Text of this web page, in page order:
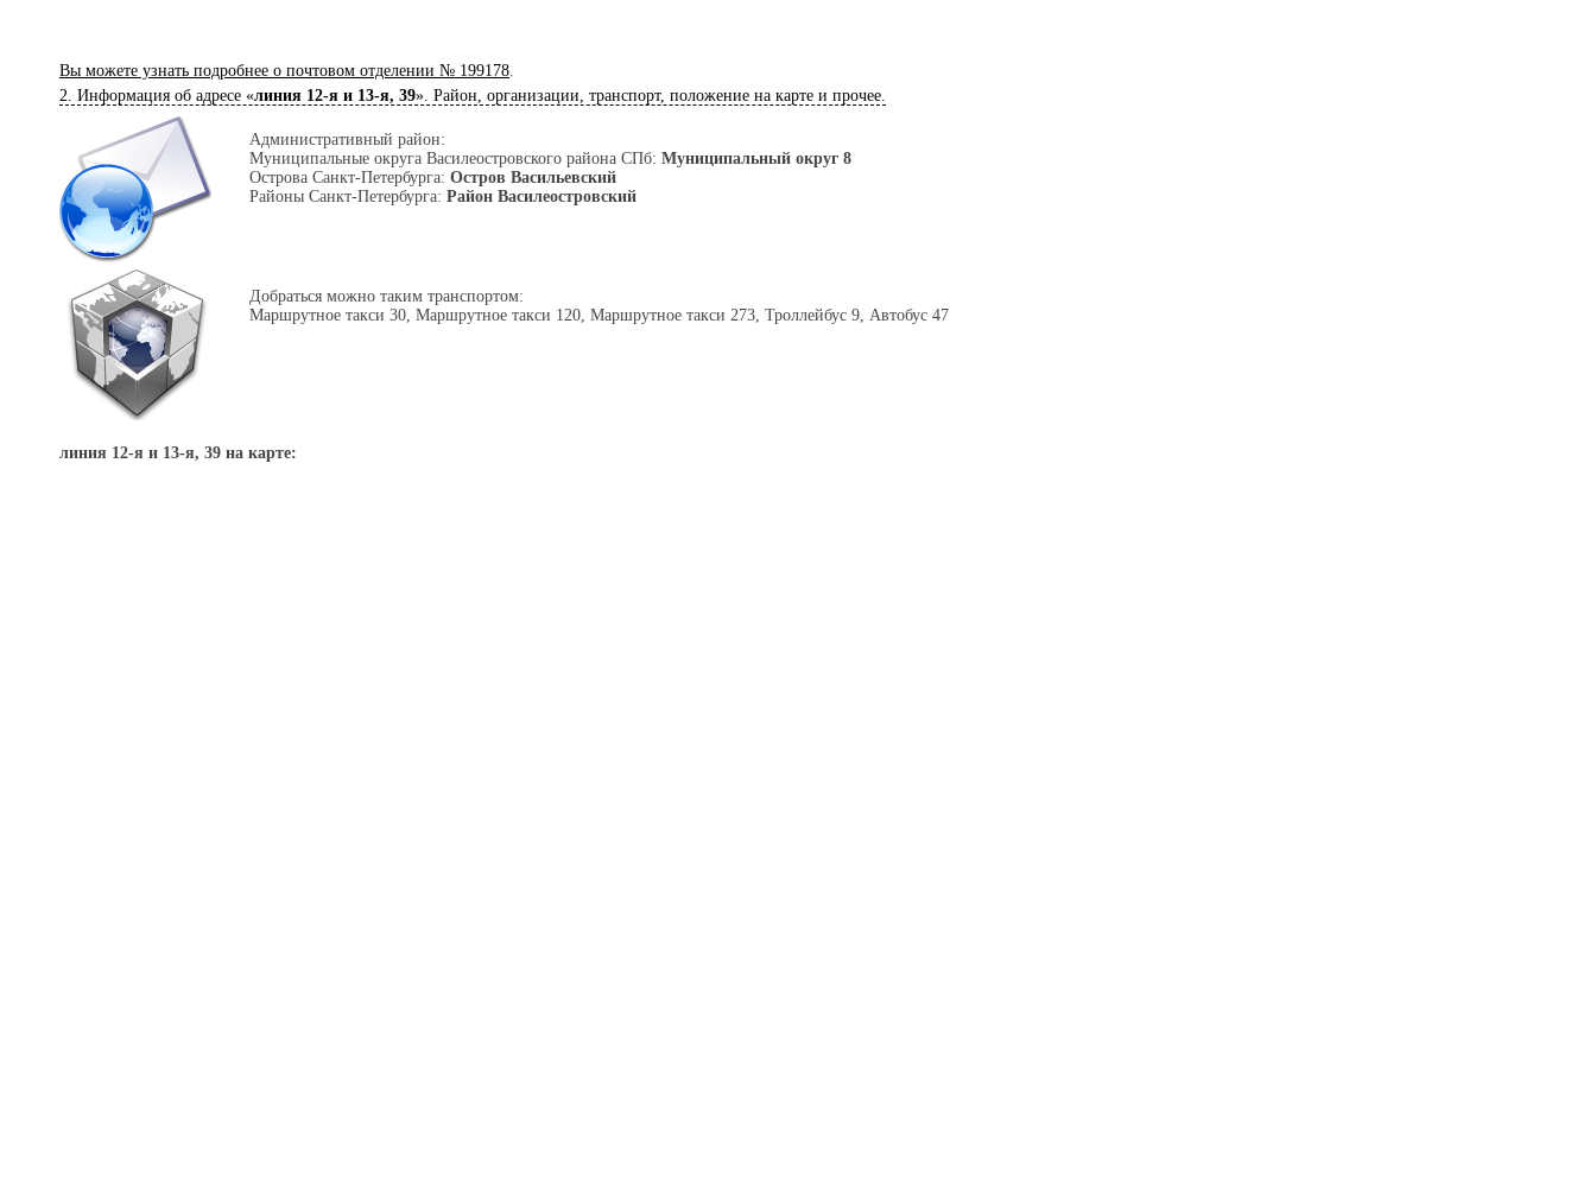
Вы можете узнать подробнее о почтовом отделении № 199178.
2. Информация об адресе «линия 12-я и 13-я, 39». Район, организации, транспорт, положение на карте и прочее.
Административный район:
Муниципальные округа Василеостровского района СПб: Муниципальный округ 8
Острова Санкт-Петербурга: Остров Васильевский
Районы Санкт-Петербурга: Район Василеостровский
Добраться можно таким транспортом:
Маршрутное такси 30, Маршрутное такси 120, Маршрутное такси 273, Троллейбус 9, Автобус 47
линия 12-я и 13-я, 39 на карте: